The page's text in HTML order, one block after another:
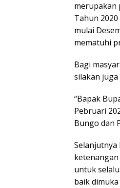
merupakan
Tahun
mulai
mematuhi
Bagi
silakan juga
“Bapak
Pebruari
Bungo dan
Selanjutnya
untuk
baik